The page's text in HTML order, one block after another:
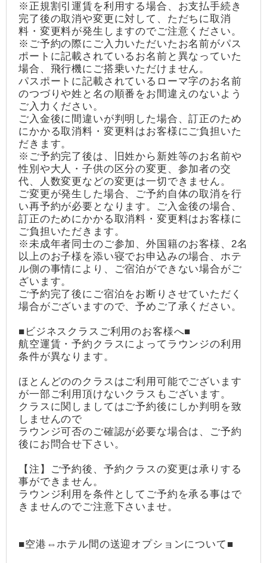
※正規割引運賃を利用する場合、お支払手続き
完了後の取消や変更に対して、ただちに取消
料・変更料が発生しますのでご注意ください。
※ご予約の際にご入力いただいたお名前がパス
ポートに記載されているお名前と異なっていた
場合、飛行機にご搭乗いただけません。
パスポートに記載されているローマ字のお名前
のつづりや姓と名の順番をお間違えのないよう
ご入力ください。
ご入金後に間違いが判明した場合、訂正のため
にかかる取消料・変更料はお客様にご負担いた
だきます。
※ご予約完了後は、旧姓から新姓等のお名前や
性別や大人・子供の区分の変更、参加者の交
代、人数変更などの変更は一切できません。
ご変更が発生した場合、ご予約自体の取消を行
い再予約が必要となります。ご入金後の場合、
訂正のためにかかる取消料・変更料はお客様に
ご負担いただきます。
※未成年者同士のご参加、外国籍のお客様、2名
以上のお子様を添い寝でお申込みの場合、ホテ
ル側の事情により、ご宿泊ができない場合がご
ざいます。
ご予約完了後にご宿泊をお断りさせていただく
場合がございますので、予めご了承ください。
■ビジネスクラスご利用のお客様へ■
航空運賃・予約クラスによってラウンジの利用
条件が異なります。
ほとんどののクラスはご利用可能でございます
が一部ご利用頂けないクラスもございます。
クラスに関しましてはご予約後にしか判明を致
しませんので
ラウンジ可否のご確認が必要な場合は、ご予約
後にお問合せ下さい。
【注】ご予約後、予約クラスの変更は承りする
事ができません。
ラウンジ利用を条件としてご予約を承る事はで
きませんのでご注意下さいませ。
■空港⇔ホテル間の送迎オプションについて■